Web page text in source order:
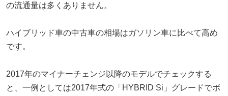
の流通量は多くありません。
ハイブリッド車の中古車の相場はガソリン車に比べて高め
です。
2017年のマイナーチェンジ以降のモデルでチェックする
と、一例としては2017年式の「HYBRID Si」グレードでボ